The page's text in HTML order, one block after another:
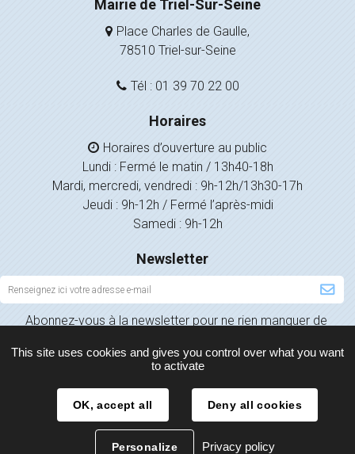
Mairie de Triel-Sur-Seine
Place Charles de Gaulle,
78510 Triel-sur-Seine
Tél : 01 39 70 22 00
Horaires
Horaires d’ouverture au public
Lundi : Fermé le matin / 13h40-18h
Mardi, mercredi, vendredi : 9h-12h/13h30-17h
Jeudi : 9h-12h / Fermé l’après-midi
Samedi : 9h-12h
Newsletter
Inscription
à
la
Abonnez-vous à la newsletter pour ne rien manquer de
Mentions légales Politique de confidentialité
This site uses cookies and gives you control over what you want
to activate
OK, accept all Deny all cookies
Personalize Privacy policy